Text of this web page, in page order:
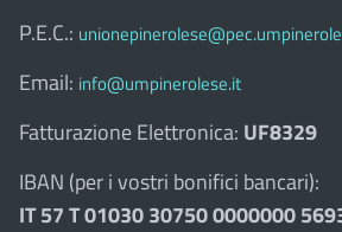
P.E.C.:
Email: info@umpinerolese.it
Fatturazione Elettronica: UF8329
IBAN (per i vostri bonifici bancari):
IT 57 T 01030 30750 0000000